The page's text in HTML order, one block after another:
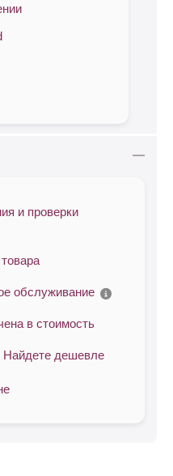
и проверки
обслуживание
в стоимость
Найдете дешевле